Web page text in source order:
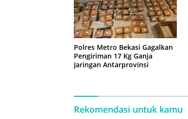
Polres Metro Bekasi Gagalkan
Pengiriman 17 Kg Ganja
Jaringan Antarprovinsi
Rekomendasi untuk kamu